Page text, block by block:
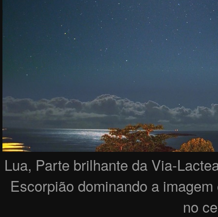
Lua, Parte brilhante da Via-
Escorpião dominando a
no